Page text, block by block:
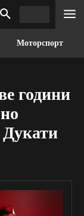
Моторспорт
години
Дукати